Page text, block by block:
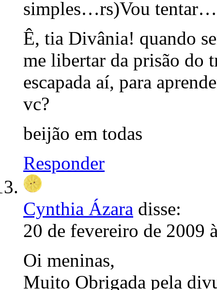
simples…rs)Vou tentar…
Ê, tia Divânia! quando
me libertar da prisão do
escapada aí, para
vc?
beijão em todas
Responder
Cynthia Ázara disse:
20 de fevereiro de 2009
Oi meninas,
Muito Obrigada pela